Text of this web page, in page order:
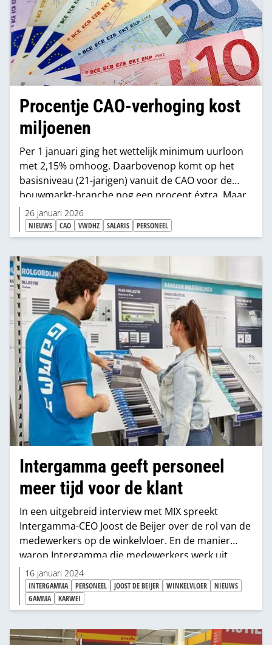
Procentje CAO-verhoging kost
miljoenen
Per 1 januari ging het wettelijk minimum uurloon
met 2,15% omhoog. Daarbovenop komt op het
basisniveau (21-jarigen) vanuit de CAO voor de
bouwmarkt-branche nog een procent éxtra. Maar
hoeveel geld vertegenwoordigt zo'n procent extra
nu precies?
26 januari 2026
NIEUWS CAO VWDHZ SALARIS PERSONEEL
Intergamma geeft personeel
meer tijd voor de klant
In een uitgebreid interview met MIX spreekt
Intergamma-CEO Joost de Beijer over de rol van de
medewerkers op de winkelvloer. En de manier
warop Intergamma die medewerkers werk uit
handen wil nemen zodat ze meer tijd aan de klant
kunnen besteden.
16 januari 2024
INTERGAMMA PERSONEEL JOOST DE BEIJER WINKELVLOER
NIEUWS
GAMMA
KARWEI